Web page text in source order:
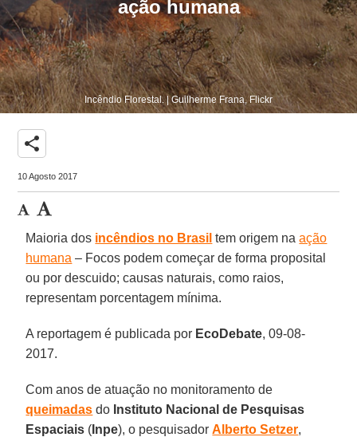
ação humana
Incêndio Florestal. | Guilherme Frana, Flickr
share
10 Agosto 2017
Maioria dos incêndios no Brasil tem origem naação
humana – Focos podem começar de forma proposital
ou por descuido; causas naturais, como raios,
representam porcentagem mínima.
A reportagem é publicada por EcoDebate, 09-08-
2017.
Com anos de atuação no monitoramento de
queimadas do Instituto Nacional de Pesquisas
Espaciais ( Inpe), o pesquisadorAlberto Setzer,